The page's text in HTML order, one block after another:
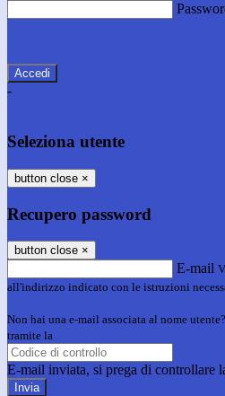
-
Seleziona utente
button close ×
Recupero password
button close ×
E-mail
all'indirizzo indicato con le istruzioni
Non hai una e-mail associata al nome
tramite la
E-mail inviata, si prega di controllare